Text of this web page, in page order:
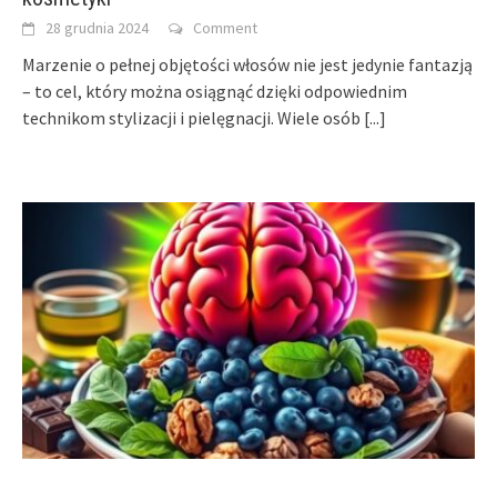
28 grudnia 2024 Comment
Marzenie o pełnej objętości włosów nie jest jedynie fantazją
– to cel, który można osiągnąć dzięki odpowiednim
technikom stylizacji i pielęgnacji. Wiele osób [...]